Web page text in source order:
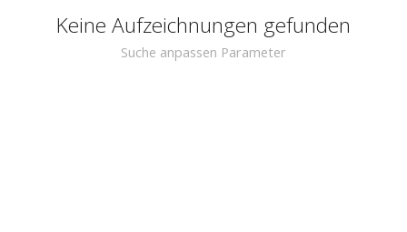
Keine Aufzeichnungen gefunden
Suche anpassen Parameter